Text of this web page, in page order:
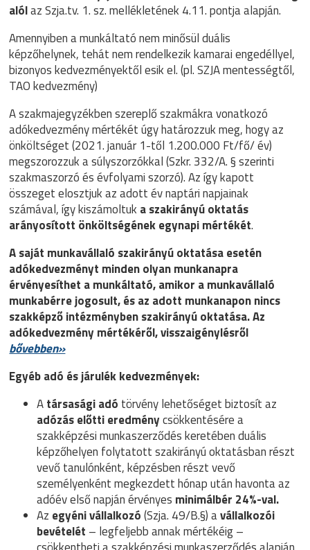
alólaz Szja.tv. 1. sz. mellékletének 4.11. pontja alapján.
Amennyiben a munkáltató nem minősül duális
képzőhelynek, tehát nem rendelkezik kamarai engedéllyel,
bizonyos kedvezményektől esik el. (pl. SZJA mentességtől,
TAO kedvezmény)
A szakmajegyzékben szereplő szakmákra vonatkozó
adókedvezmény mértékét úgy határozzuk meg, hogy az
önköltséget (2021. január 1-től 1.200.000 Ft/fő/ év)
megszorozzuk a súlyszorzókkal (Szkr. 332/A. § szerinti
szakmaszorzó és évfolyami szorzó). Az így kapott
összeget elosztjuk az adott év naptári napjainak
számával, így kiszámoltuk a szakirányú oktatás
arányosított önköltségének egynapi mértékét.
A saját munkavállaló szakirányú oktatása esetén
adókedvezményt minden olyan munkanapra
érvényesíthet a munkáltató, amikor a munkavállaló
munkabérre jogosult, és az adott munkanapon nincs
szakképző intézményben szakirányú oktatása. Az
adókedvezmény mértékéről, visszaigénylésről
bővebben»
Egyéb adó és járulék kedvezmények:
Atársasági adó törvény lehetőséget biztosít az
adózás előtti eredménycsökkentésére a
szakképzési munkaszerződés keretében duális
képzőhelyen folytatott szakirányú oktatásban részt
vevő tanulónként, képzésben részt vevő
személyenként megkezdett hónap után havonta az
adóév első napján érvényes minimálbér 24%-val.
Az egyéni vállalkozó(Szja. 49/B.§) avállalkozói
bevételét – legfeljebb annak mértékéig –